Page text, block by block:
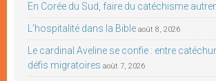
En Corée du Sud, faire du catéchisme
L’hospitalité dans la Bible août 8, 2026
Le cardinal Aveline se confie : entre
défis migratoires août 7, 2026